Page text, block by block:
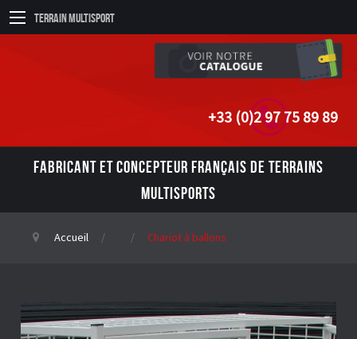
Terrain Multisport
+33 (0)2 97 75 89 89
FABRICANT ET CONCEPTEUR FRANÇAIS DE TERRAINS
MULTISPORTS
Accueil Chariot à ballons